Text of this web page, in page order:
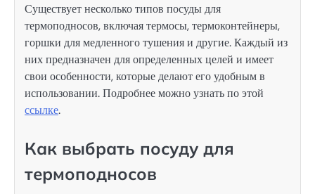
Существует несколько типов посуды для
термоподносов, включая термосы, термоконтейнеры,
горшки для медленного тушения и другие. Каждый из
них предназначен для определенных целей и имеет
свои особенности, которые делают его удобным в
использовании. Подробнее можно узнать по этой
ссылке.
Как выбрать посуду для
термоподносов